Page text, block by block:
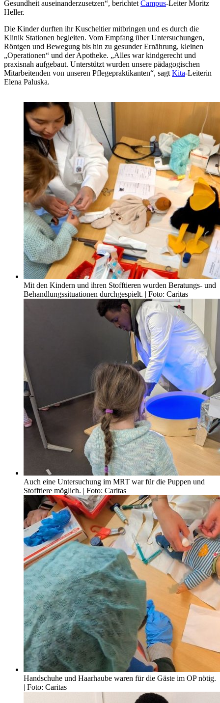
Gesundheit auseinanderzusetzen“, berichtet Campus-Leiter Moritz
Heller.
Die Kinder durften ihr Kuscheltier mitbringen und es durch die
Klinik Stationen begleiten. Vom Empfang über Untersuchungen,
Röntgen und Bewegung bis hin zu gesunder Ernährung, kleinen
„Operationen“ und der Apotheke. „Alles war kindgerecht und
praxisnah aufgebaut. Unterstützt wurden unsere pädagogischen
Mitarbeitenden von unseren Pflegepraktikanten“, sagt Kita-Leiterin
Elena Paluska.
Mit den Kindern und ihren Stofftieren wurden Beratungs- und
Behandlungssituationen durchgespielt. | Foto: Caritas
Auch eine Untersuchung im MRT war für die Puppen und
Stofftiere möglich. | Foto: Caritas
Handschuhe und Haarhaube waren für die Gäste im OP nötig.
| Foto: Caritas